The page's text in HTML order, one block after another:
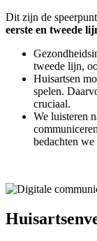
Dit zijn de
eerste en tweede
tweede lijn,
Huisartsen
spelen.
cruciaal.
We luisteren
bedachten